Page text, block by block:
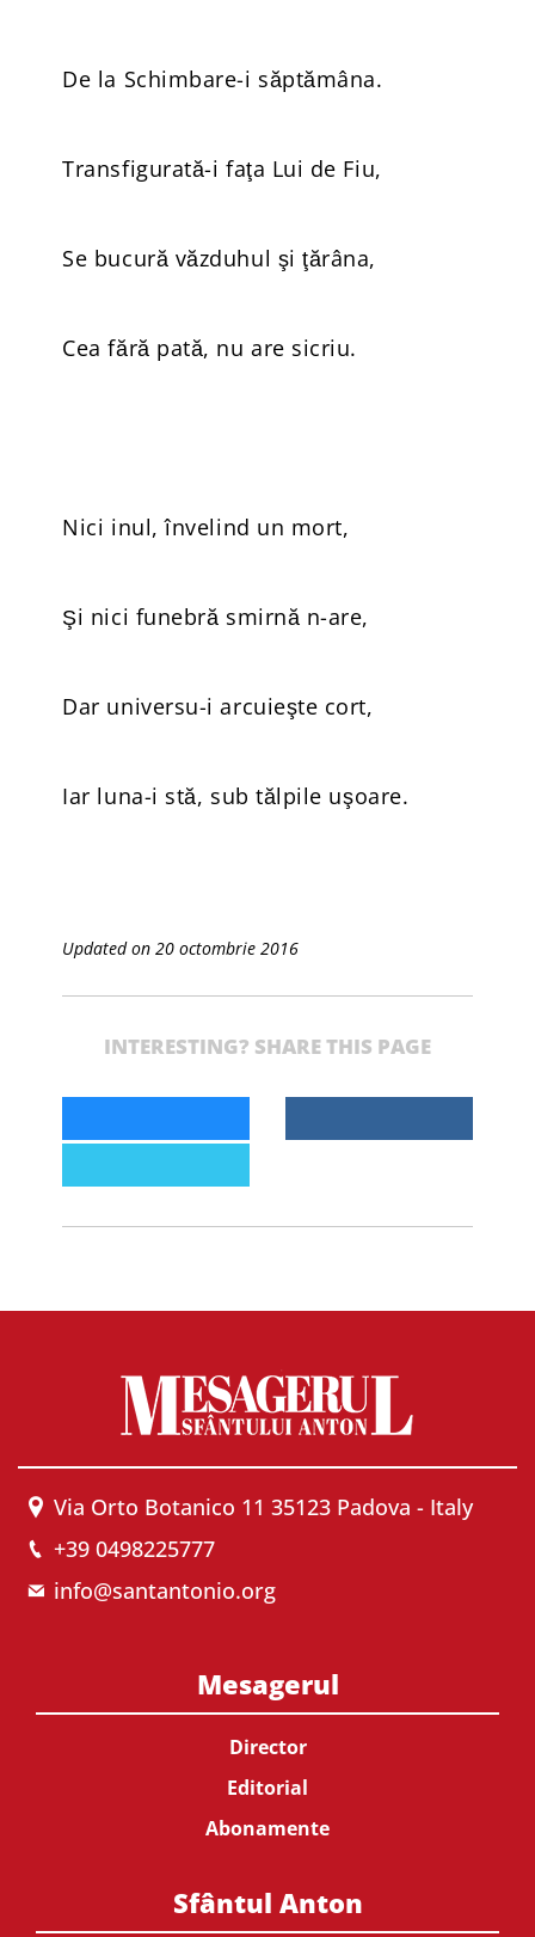
De la Schimbare-i săptămâna.
Transfigurată-i faţa Lui de Fiu,
Se bucură văzduhul şi ţărâna,
Cea fără pată, nu are sicriu.
Nici inul, învelind un mort,
Şi nici funebră smirnă n-are,
Dar universu-i arcuieşte cort,
Iar luna-i stă, sub tălpile uşoare.
Updated on 20 octombrie 2016
INTERESTING? SHARE THIS PAGE
Via Orto Botanico 11 35123 Padova - Italy
+39 0498225777
info@santantonio.org
Mesagerul
Director
Editorial
Abonamente
Sfântul Anton